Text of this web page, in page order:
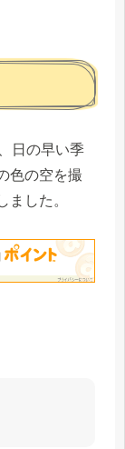
日の早い季
色の空を撮
ました。